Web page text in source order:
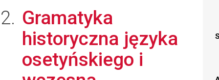
Gramatyka
historyczna języka
osetyńskiego i